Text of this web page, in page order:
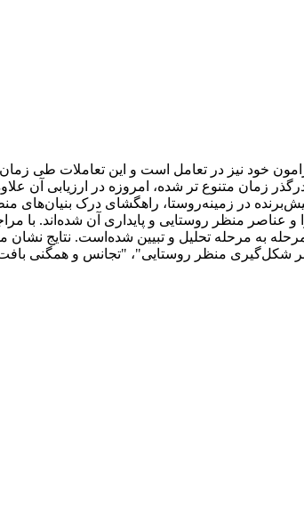
خود نیز در تعامل است و این تعاملات طی زمان
زمان متنوع تر شده، امروزه در ارزیابی آن
در زمینه‌روستا، راهگشای درک
عناصر منظر روستایی و پایداری آن شده‌اند. با
به مرحله تحلیل و تبیین شده‌است. نتایج
بر شکل‌گیری منظر روستایی"، "تجانس و همگنی